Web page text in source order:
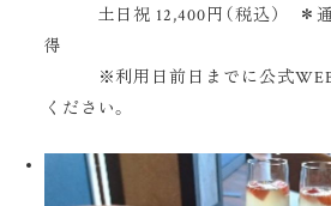
土日祝 12,400円（税込） ＊通
得
※利用日前日までに公式WEB
ください。